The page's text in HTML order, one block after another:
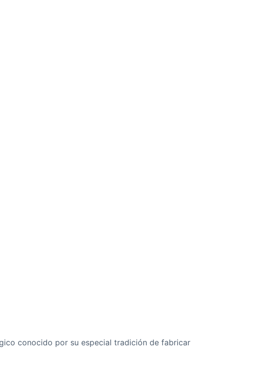
conocido por su especial tradición de fabricar